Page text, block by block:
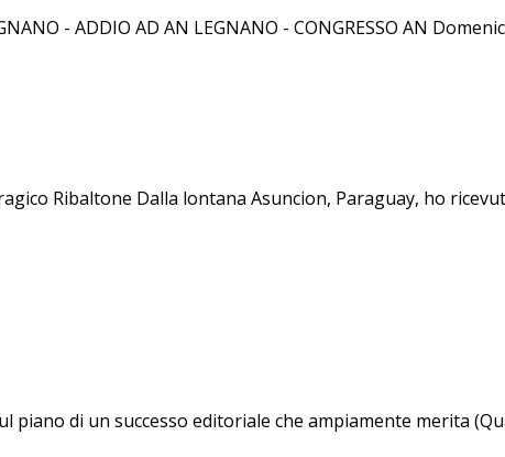
- ADDIO AD AN LEGNANO - CONGRESSO AN
Ribaltone Dalla lontana Asuncion, Paraguay, ho
di un successo editoriale che ampiamente merita